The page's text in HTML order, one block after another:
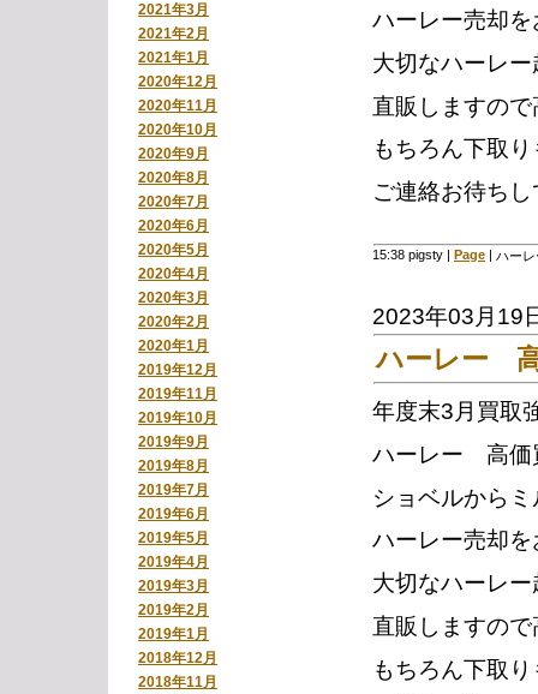
2021年3月
2021年2月
2021年1月
2020年12月
2020年11月
2020年10月
2020年9月
2020年8月
2020年7月
2020年6月
2020年5月
2020年4月
2020年3月
2020年2月
2020年1月
2019年12月
2019年11月
2019年10月
2019年9月
2019年8月
2019年7月
2019年6月
2019年5月
2019年4月
2019年3月
2019年2月
2019年1月
2018年12月
2018年11月
ハーレー売却
大切なハーレ
直販しますの
もちろん下取
ご連絡お待ち
15:38 pigsty | Page | ハー
2023年03月19
ハーレー
年度末3月買取
ハーレー 高価
ショベルから
ハーレー売却
大切なハーレ
直販しますの
もちろん下取